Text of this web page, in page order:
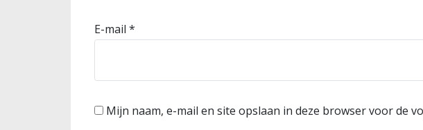
E-mail *
Mijn naam, e-mail en site opslaan in deze browser voor de